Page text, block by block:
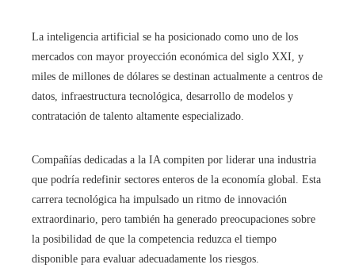
La inteligencia artificial se ha posicionado como uno de los
mercados con mayor proyección económica del siglo XXI, y
miles de millones de dólares se destinan actualmente a centros de
datos, infraestructura tecnológica, desarrollo de modelos y
contratación de talento altamente especializado.
Compañías dedicadas a la IA compiten por liderar una industria
que podría redefinir sectores enteros de la economía global. Esta
carrera tecnológica ha impulsado un ritmo de innovación
extraordinario, pero también ha generado preocupaciones sobre
la posibilidad de que la competencia reduzca el tiempo
disponible para evaluar adecuadamente los riesgos.